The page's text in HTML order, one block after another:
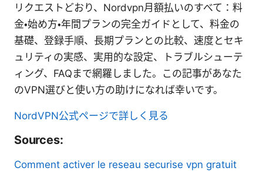
リクエストどおり、Nordvpn月額払いのすべて：料
金・始め方・年間プランの完全ガイドとして、料金の
基礎、登録手順、長期プランとの比較、速度とセキ
ュリティの実感、実用的な設定、トラブルシューテ
ィング、FAQまで網羅しました。この記事があなた
のVPN選びと使い方の助けになれば幸いです。
NordVPN公式ページで詳しく見る
Sources:
Comment activer le reseau securise vpn gratuit